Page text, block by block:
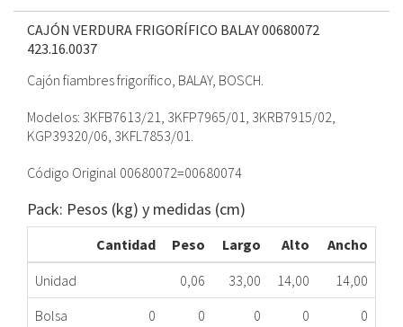
CAJÓN VERDURA FRIGORÍFICO BALAY 00680072
423.16.0037
Cajón fiambres frigorífico, BALAY, BOSCH.
Modelos: 3KFB7613/21, 3KFP7965/01, 3KRB7915/02,
KGP39320/06, 3KFL7853/01.
Código Original 00680072=00680074
Pack: Pesos (kg) y medidas (cm)
Cantidad Peso Largo Alto
Ancho
Unidad
0,06 33,00 14,00
14,00
Bolsa
0 0 0 0
0